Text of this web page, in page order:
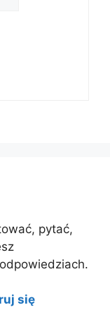
pytać,
się